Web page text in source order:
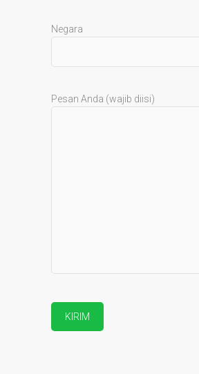
Negara
Pesan Anda (wajib diisi)